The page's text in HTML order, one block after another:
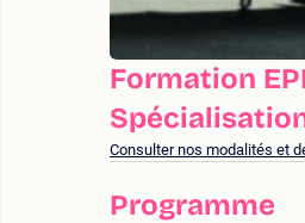
Formation
Consulter nos modalités et
Programme